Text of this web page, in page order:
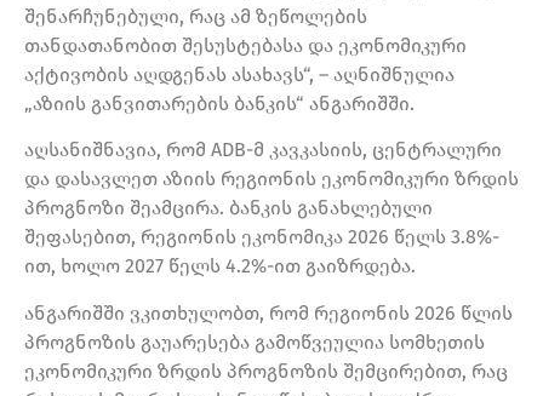
შენარჩუნებული, რაც ამ ზეწოლების
თანდათანობით შესუსტებასა და ეკონომიკური
აქტივობის აღდგენას ასახავს“, – აღნიშნულია
„აზიის განვითარების ბანკის“ ანგარიშში.
აღსანიშნავია, რომ ADB-მ კავკასიის, ცენტრალური
და დასავლეთ აზიის რეგიონის ეკონომიკური ზრდის
პროგნოზი შეამცირა. ბანკის განახლებული
შეფასებით, რეგიონის ეკონომიკა 2026 წელს 3.8%-
ით, ხოლო 2027 წელს 4.2%-ით გაიზრდება.
ანგარიშში ვკითხულობთ, რომ რეგიონის 2026 წლის
პროგნოზის გაუარესება გამოწვეულია სომხეთის
ეკონომიკური ზრდის პროგნოზის შემცირებით, რაც